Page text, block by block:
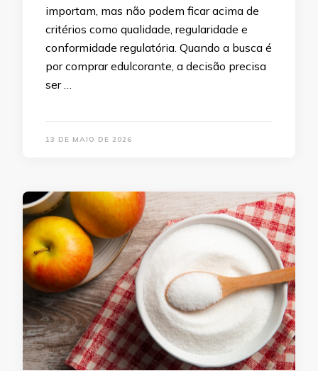
importam, mas não podem ficar acima de
critérios como qualidade, regularidade e
conformidade regulatória. Quando a busca é
por comprar edulcorante, a decisão precisa
ser …
13 DE MAIO DE 2026